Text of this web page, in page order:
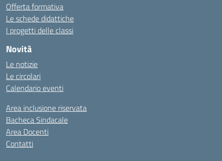
Offerta formativa
Le schede didattiche
I progetti delle classi
Novità
Le notizie
Le circolari
Calendario eventi
Area inclusione riservata
Bacheca Sindacale
Area Docenti
Contatti